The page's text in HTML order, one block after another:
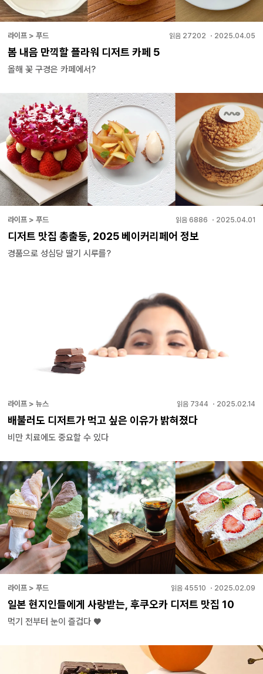
라이프 > 푸드 읽음 27202 ・ 2025.04.05
봄 내음 만끽할 플라워 디저트 카페 5
올해 꽃 구경은 카페에서?
라이프 > 푸드 읽음 6886 ・ 2025.04.01
디저트 맛집 총출동, 2025 베이커리페어 정보
경품으로 성심당 딸기 시루를?
라이프 > 뉴스 읽음 7344 ・ 2025.02.14
배불러도 디저트가 먹고 싶은 이유가 밝혀졌다
비만 치료에도 중요할 수 있다
라이프 > 푸드 읽음 45510 ・ 2025.02.09
일본 현지인들에게 사랑받는, 후쿠오카 디저트 맛집 10
먹기 전부터 눈이 즐겁다 ♥